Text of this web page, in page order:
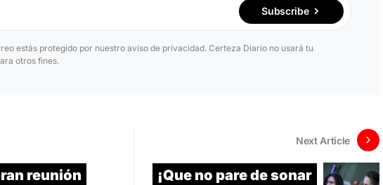
Subscribe
estás protegido por nuestro aviso de privacidad. Certeza Diario no usará tu
otros fines.
reunión
Next Article
¡Que no pare de sonar